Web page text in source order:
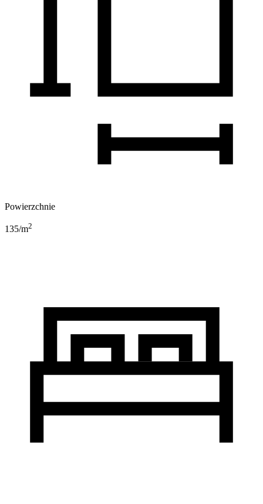
Powierzchnie
135/m2